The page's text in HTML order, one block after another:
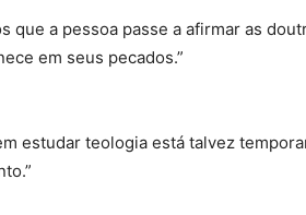
que a pessoa passe a afirmar as
em seus pecados.”
estudar teologia está talvez